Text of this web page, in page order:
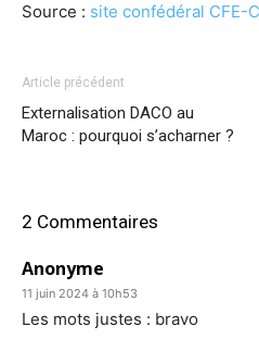
Source : site confédéral CFE-
Article précédent
Externalisation DACO au
Maroc : pourquoi s’acharner ?
2 Commentaires
Anonyme
11 juin 2024 à 10h53
Les mots justes : bravo